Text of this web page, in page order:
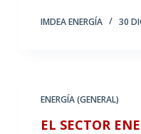
IMDEA ENERGÍA 30
ENERGÍA (GENERAL)
EL SECTOR